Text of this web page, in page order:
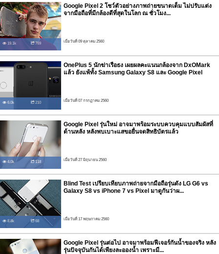
19.1k 769
Google Pixel 2 โชว์ตัวอย่างภาพถ่ายขนาดเต็ม ไม่ปรับแต่ง
จากมือถือที่มีกล้องดีที่สุดในโลก ณ ชั่วโมง...
เมื่อวันที่ 09 ตุลาคม 2560
6.0k 210
OnePlus 5 นักฆ่าเรือธง เผยผลคะแนนกล้องจาก DxOMark
แล้ว ยังแพ้ทั้ง Samsung Galaxy S8 และ Google Pixel
เมื่อวันที่ 07 กรกฏาคม 2560
4.0k 118
Google Pixel รุ่นใหม่ อาจมาพร้อมระบบควบคุมแบบสัมผัสที่
ด้านหลัง หลังพบเบาะแสขอยื่นจดสิทธิบัตรแล้ว
เมื่อวันที่ 27 มิถุนายน 2560
8.8k 68
Blind Test เปรียบเทียบภาพถ่ายจากมือถือรุ่นดัง LG G6 vs
Galaxy S8 vs iPhone 7 vs Pixel มาดูกันว่าผ...
เมื่อวันที่ 17 พฤษภาคม 2560
Google Pixel รุ่นต่อไป อาจมาพร้อมฟีเจอร์กันน้ำของจริง หลัง
รุ่นปัจจุบันกันได้เพียงละอองน้ำ เพราะมี...